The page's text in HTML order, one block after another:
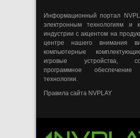
Информационный портал
электронным технологиям и
индустрии с акцентом на
центре нашего внимания
компьютерные
игровые устройства,
программное
технологии.
Правила сайта NVPLAY